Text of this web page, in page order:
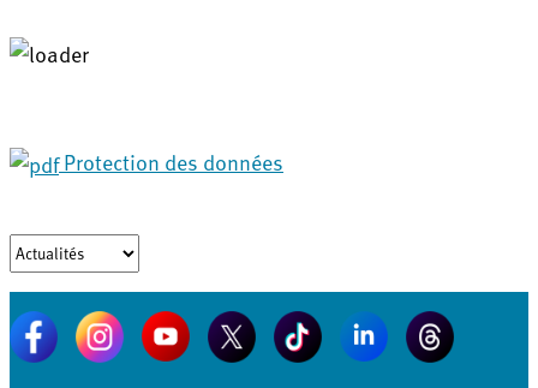
Protection des données